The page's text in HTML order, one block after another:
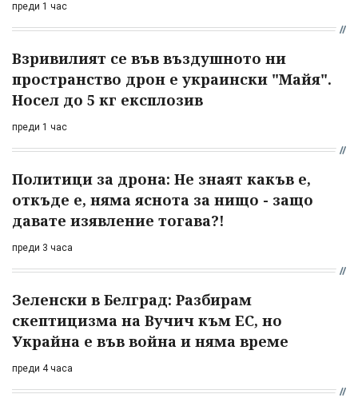
преди 1 час
Взривилият се във въздушното ни
пространство дрон е украински "Майя".
Носел до 5 кг експлозив
преди 1 час
Политици за дрона: Не знаят какъв е,
откъде е, няма яснота за нищо - защо
давате изявление тогава?!
преди 3 часа
Зеленски в Белград: Разбирам
скептицизма на Вучич към ЕС, но
Украйна е във война и няма време
преди 4 часа